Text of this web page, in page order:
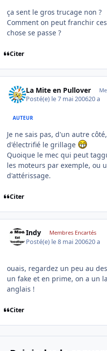
ça sent le gros trucage non ?
Comment on peut franchir
chose se passe ?
Citer
La Mite en Pullover
Posté(e) le 7 mai 200620 a
AUTEUR
Je ne sais pas, d'un autre
d'électrifié le grillage
Quoique le mec qui peut
les moteurs par exemple, ou
d'attérissage.
Citer
Indy Membres Encartés
Posté(e) le 8 mai 200620 a
ouais, regardez un peu au
un fake et en prime, on a un
anglais !
Citer